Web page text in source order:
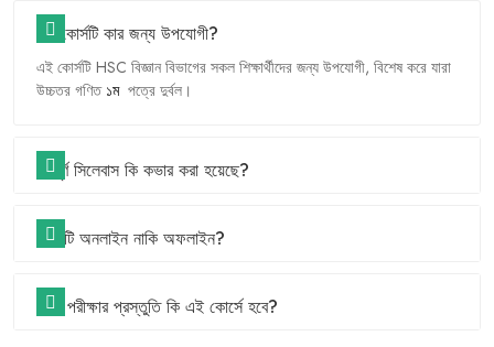
এই কোর্সটি কার জন্য উপযোগী?
এই কোর্সটি HSC বিজ্ঞান বিভাগের সকল শিক্ষার্থীদের জন্য উপযোগী, বিশেষ করে যারা
উচ্চতর গণিত ১ম পত্রে দুর্বল।
সম্পূর্ণ সিলেবাস কি কভার করা হয়েছে?
কোর্সটি অনলাইন নাকি অফলাইন?
বোর্ড পরীক্ষার প্রস্তুতি কি এই কোর্সে হবে?